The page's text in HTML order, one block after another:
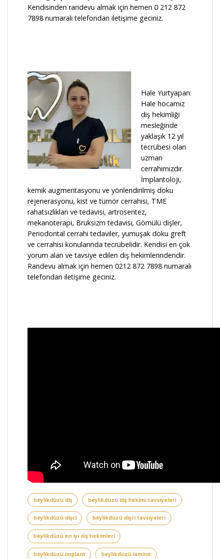
Kendisinden randevu almak için hemen 0 212 872
7898 numaralı telefondan iletişime geciniz.
Hale Yurtyapan:
Hale hocamız
diş hekimliği
mesleğinde
yaklaşık 12 yıl
tecrübesi olan
uzman
cerrahımızdır.
İmplantoloji,
kemik augmentasyonu ve yönlendirilmiş doku
rejenerasyonu, kist ve tümör cerrahisi, TME
rahatsızlıkları ve tedavisi, artrosentez,
mekanoterapi, Bruksizm tedavisi, Gömülü dişler,
Periodontal cerrahi tedaviler, yumuşak doku greft
ve cerrahisi konularında tecrübelidir. Kendisi en çok
yorum alan ve tavsiye edilen diş hekimlerindendir.
Randevu almak için hemen 0212 872 7898 numaralı
telefondan iletişime geciniz.
beylikdüzü diş beylikdüzü diş hekimi tavsiyeleri
beylikdüzü dişci beylikdüzü dişci tavsiyeleri
beylikdüzü en iyi diş hekimleri
beylikdüzü implant beylikdüzü lamine